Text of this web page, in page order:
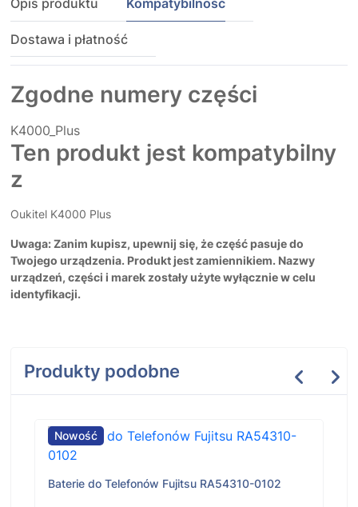
Opis produktu Kompatybilność
Dostawa i płatność
Zgodne numery części
K4000_Plus
Ten produkt jest kompatybilny
z
Oukitel K4000 Plus
Uwaga: Zanim kupisz, upewnij się, że część pasuje do
Twojego urządzenia. Produkt jest zamiennikiem. Nazwy
urządzeń, części i marek zostały użyte wyłącznie w celu
identyfikacji.
Produkty podobne
Nowość
Baterie do Telefonów Fujitsu RA54310-0102